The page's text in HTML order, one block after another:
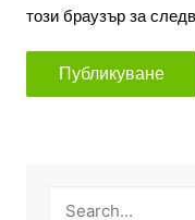
този браузър за